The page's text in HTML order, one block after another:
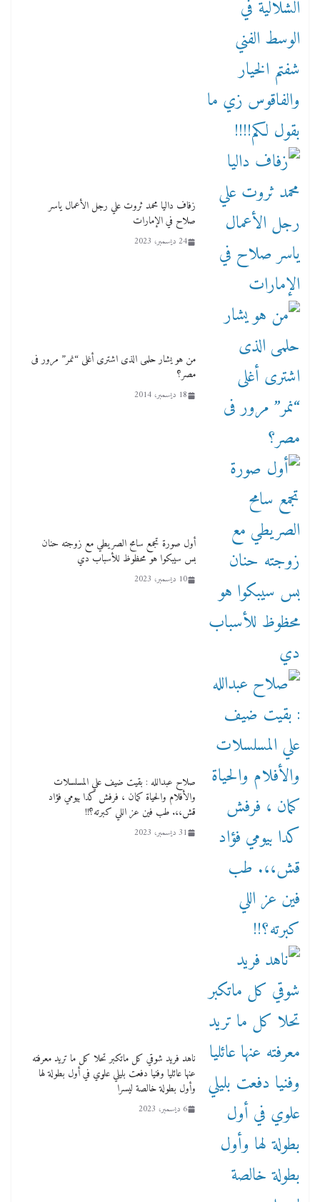
زفاف داليا محمد ثروت علي رجل الأعمال ياسر
صلاح في الإمارات
24 ديسمبر، 2023
من هو يشار حلمى الذى اشترى أغلى “نمر” مرور فى
مصر؟
18 ديسمبر، 2014
أول صورة تجمع سامح الصريطي مع زوجته حنان
بس سيبكوا هو محظوظ للأسباب دي
10 ديسمبر، 2023
صلاح عبدالله : بقيت ضيف علي المسلسلات
والأفلام والحياة كمان ، فرفش كدا بيومي فؤاد
قش،،. طب فين عز اللي كبرته؟!!
31 ديسمبر، 2023
ناهد فريد شوقي كل ماتكبر تحلا كل ما تريد معرفته
عنها عائليا وفنيا دفعت بليلي علوي في أول بطولة لها
وأول بطولة خالصة ليسرا
6 ديسمبر، 2023